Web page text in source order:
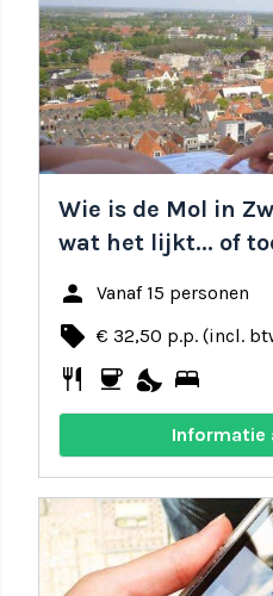
Wie is de Mol in
wat het lijkt... of
person Vanaf 15 personen
local_offer € 32,50 p.p. (incl.
restaurant coffee nights_stay bed
Informatie